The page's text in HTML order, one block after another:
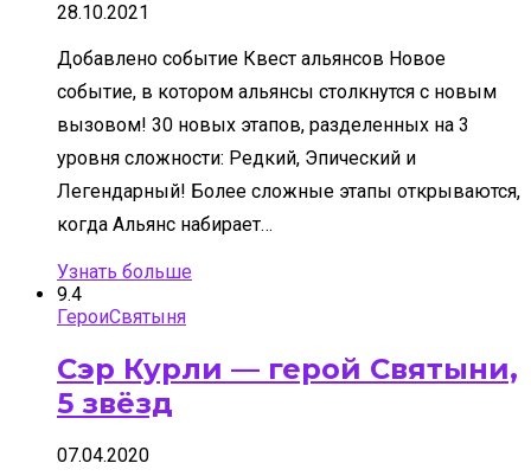
28.10.2021
Добавлено событие Квест альянсов Новое
событие, в котором альянсы столкнутся с новым
вызовом! 30 новых этапов, разделенных на 3
уровня сложности: Редкий, Эпический и
Легендарный! Более сложные этапы открываются,
когда Альянс набирает…
Узнать больше
9.4
ГероиСвятыня
Сэр Курли — герой Святыни,
5 звёзд
07.04.2020